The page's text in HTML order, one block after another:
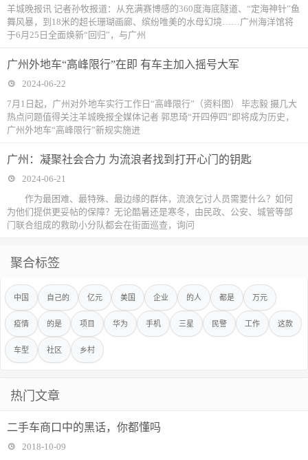
羊城晚报讯 记者孙牧报道：从充满赛博感的360度海底隧道、“定海神针”鱼
舞风暴，到18米的超长珊瑚画廊、缤纷唯美的水母幻境……广州海洋馆将
于6月25日全面焕新“回归”，与广州
广州外地车“高峰限行”在即 有车主加入摇号大军
2024-06-22
7月1日起，广州对外地车实行工作日“高峰限行”（资料图） 毕志毅 摄几大
热点问题值得关注羊城晚报全媒体记者 郭思琦“开四停四”即将成为历史，
广州外地车“高峰限行”新规实施进
广州：凝聚社会合力 为流浪者找到打开心门的钥匙
2024-06-21
作为最困难、最特殊、最边缘的群体，流浪乞讨人员需要什么？如何
为他们提供更妥帖的保障？无论酷暑还是寒冬，由民政、公安、城管等部
门联合组成的救助小分队都会在街面巡查，询问
聚合标签
中国 自己的 亿元 美国 企业 的人 都是 万元
疫情 的是 项目 华为 手机 三星 民警 工作 这款
车型 社区 乡村
热门文章
二手车商口中的黑话，你都懂吗
2018-10-09